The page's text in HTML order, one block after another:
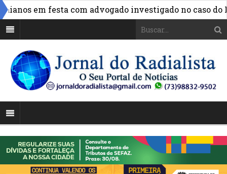
em festa com advogado investigado no caso do INSS